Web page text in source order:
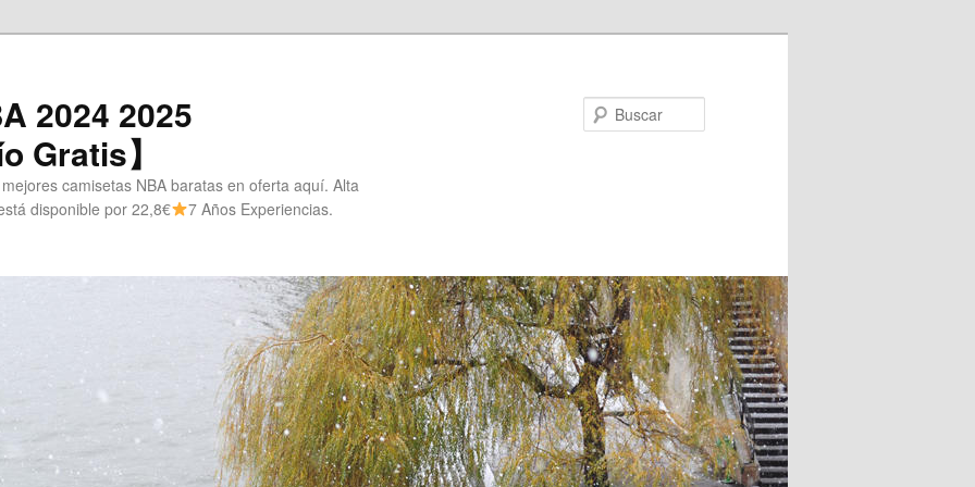
2024 2025
Gratis】
camisetas NBA baratas en oferta aquí. Alta
disponible por 22,8€
7 Años Experiencias.